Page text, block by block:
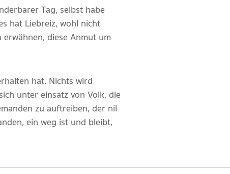
Tag, selbst habe
hat Liebreiz, wohl nicht
diese Anmut um
hat. Nichts wird
unter einsatz von Volk, die
zu auftreiben, der nil
ein weg ist und bleibt,